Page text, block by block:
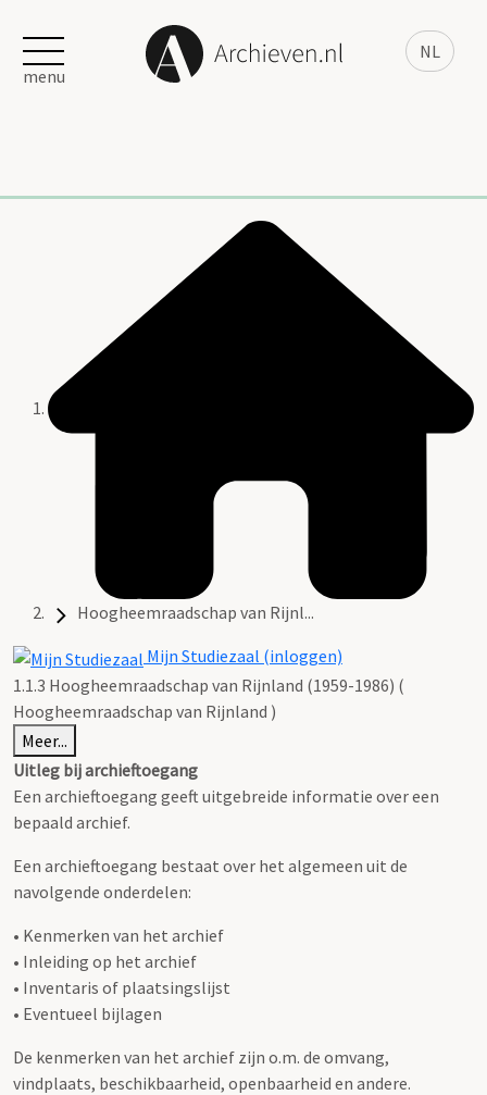
NL
menu
Hoogheemraadschap van Rijnl...
Mijn Studiezaal (inloggen)
1.1.3 Hoogheemraadschap van Rijnland (1959-1986) (
Hoogheemraadschap van Rijnland )
Meer...
Uitleg bij archieftoegang
Een archieftoegang geeft uitgebreide informatie over een
bepaald archief.
Een archieftoegang bestaat over het algemeen uit de
navolgende onderdelen:
• Kenmerken van het archief
• Inleiding op het archief
• Inventaris of plaatsingslijst
• Eventueel bijlagen
De kenmerken van het archief zijn o.m. de omvang,
vindplaats, beschikbaarheid, openbaarheid en andere.